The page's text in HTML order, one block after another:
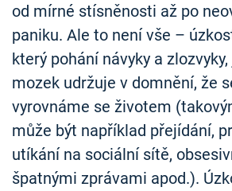
od mírné stísněnosti až po
paniku. Ale to není vše –
který pohání návyky a
mozek udržuje v domnění, že
vyrovnáme se životem
může být například přejídání,
utíkání na sociální sítě,
špatnými zprávami apod.).